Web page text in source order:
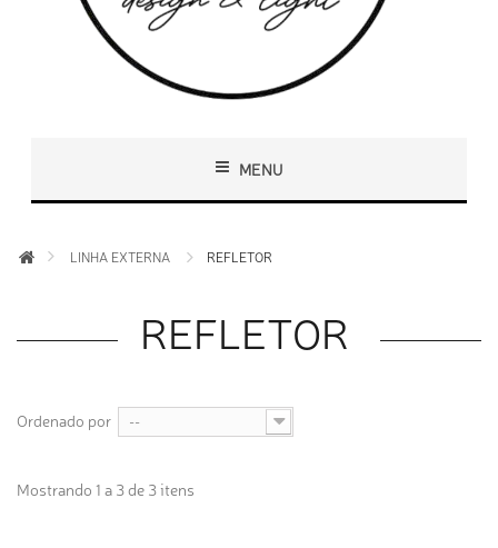
MENU
LINHA EXTERNA REFLETOR
REFLETOR
Ordenado por --
Mostrando 1 a 3 de 3 itens